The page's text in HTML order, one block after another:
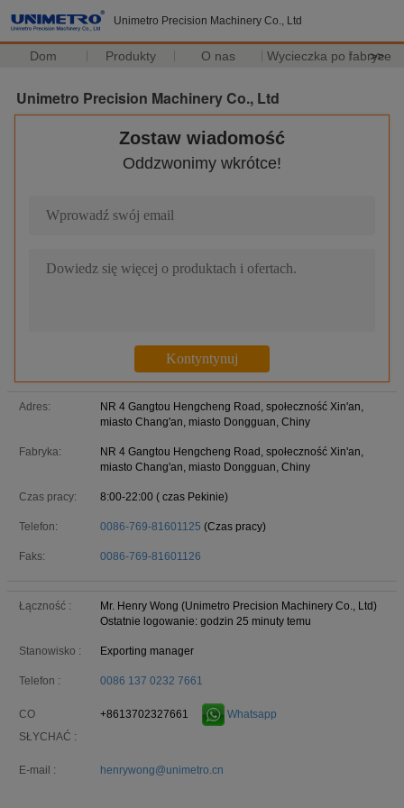
Unimetro Precision Machinery Co., Ltd
Dom Produkty O nas Wycieczka po fabryce
>>
Unimetro Precision Machinery Co., Ltd
Zostaw wiadomość
Oddzwonimy wkrótce!
Adres:
NR 4 Gangtou Hengcheng Road, społeczność Xin'an,
miasto Chang'an, miasto Dongguan, Chiny
Fabryka:
NR 4 Gangtou Hengcheng Road, społeczność Xin'an,
miasto Chang'an, miasto Dongguan, Chiny
Czas pracy: 8:00-22:00 ( czas Pekinie)
Telefon: 0086-769-81601125 (Czas pracy)
Faks: 0086-769-81601126
Łączność :
Mr. Henry Wong (Unimetro Precision Machinery Co., Ltd)
Ostatnie logowanie: godzin 25 minuty temu
Stanowisko : Exporting manager
Telefon : 0086 137 0232 7661
CO
SŁYCHAĆ :
+8613702327661 Whatsapp
E-mail : henrywong@unimetro.cn